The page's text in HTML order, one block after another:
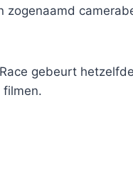
zogenaamd
gebeurt
filmen.